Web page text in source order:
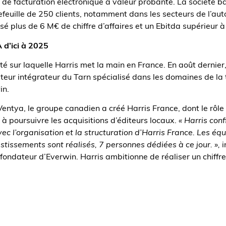
de facturation électronique à valeur probante. La société
de 250 clients, notamment dans les secteurs de
plus de 6 M€ de chiffre d’affaires et un Ebitda supérieur
d’ici à 2025
sur laquelle Harris met la main en France. En août
intégrateur du Tarn spécialisé dans les domaines de
le groupe canadien a créé Harris France, dont le
poursuivre les acquisitions d’éditeurs locaux. « Harris
l’organisation et la structuration d’Harris France. Les
sont réalisés, 7 personnes dédiées à ce jour. »,
d’Everwin. Harris ambitionne de réaliser un